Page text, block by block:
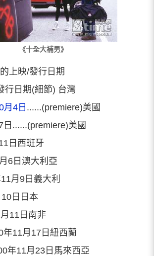
《十全大補男》
上映/發行日期
行日期(細節) 台灣
月4日 ......(premiere)美國
......(premiere)美國
日西班牙
6日澳大利亞
月9日義大利
日日本
11日南非
年11月17日紐西蘭
年11月23日馬來西亞